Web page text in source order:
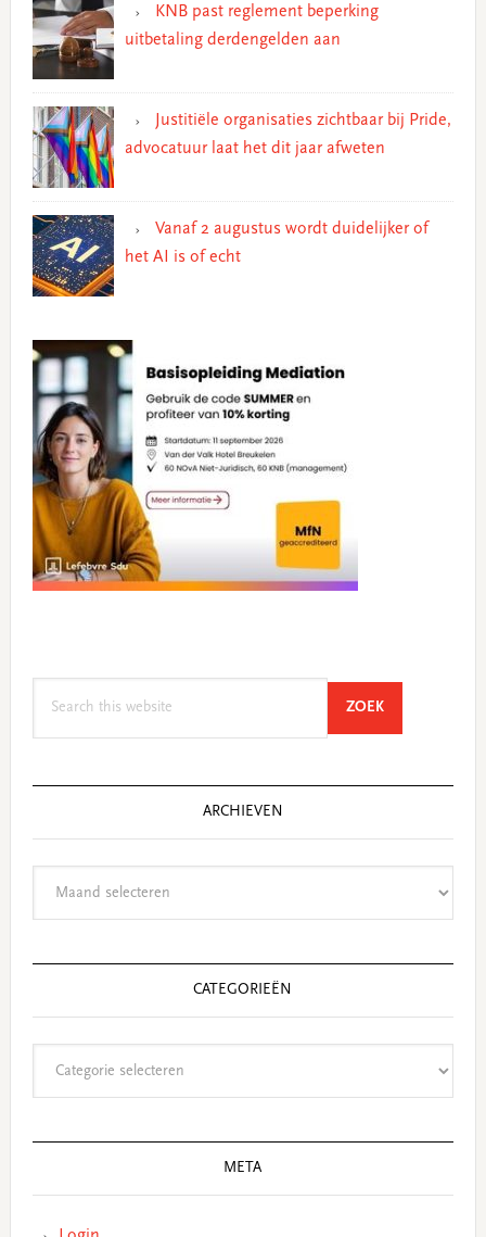
KNB past reglement beperking
uitbetaling derdengelden aan
Justitiële organisaties zichtbaar bij Pride,
advocatuur laat het dit jaar afweten
Vanaf 2 augustus wordt duidelijker of
het AI is of echt
ZOEKSEARCH
ARCHIEVEN
CATEGORIEËN
META